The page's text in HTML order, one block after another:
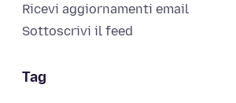
Ricevi aggiornamenti email
Sottoscrivi il feed
Tag